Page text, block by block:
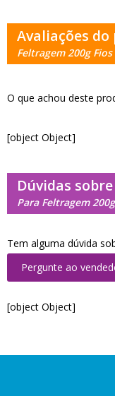
Avaliações
Feltragem 200g
O que achou deste
[object Object]
Dúvidas
Para Feltragem
Tem alguma dúvida
Pergunte ao
[object Object]